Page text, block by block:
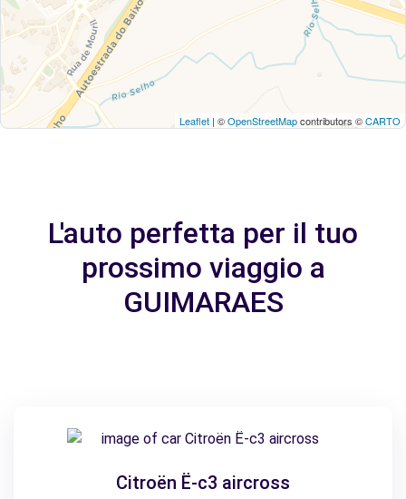
Leaflet | ©OpenStreetMapcontributors ©CARTO
L'auto perfetta per il tuo
prossimo viaggio a
GUIMARAES
Citroën Ë-c3 aircross